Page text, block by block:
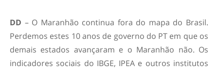
DD – O Maranhão continua fora do mapa do Brasil.
Perdemos estes 10 anos de governo do PT em que os
demais estados avançaram e o Maranhão não. Os
indicadores sociais do IBGE, IPEA e outros institutos